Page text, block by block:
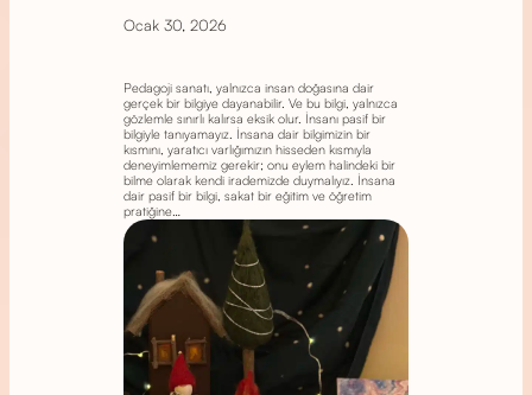
Ocak 30, 2026
Pedagoji sanatı, yalnızca insan doğasına dair
gerçek bir bilgiye dayanabilir. Ve bu bilgi, yalnızca
gözlemle sınırlı kalırsa eksik olur. İnsanı pasif bir
bilgiyle tanıyamayız. İnsana dair bilgimizin bir
kısmını, yaratıcı varlığımızın hisseden kısmıyla
deneyimlememiz gerekir; onu eylem halindeki bir
bilme olarak kendi irademizde duymalıyız. İnsana
dair pasif bir bilgi, sakat bir eğitim ve öğretim
pratiğine…